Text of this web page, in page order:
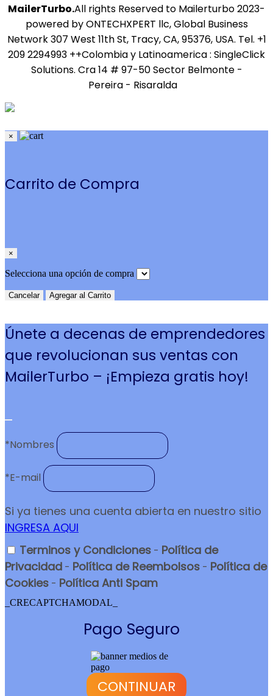
MailerTurbo.All rights Reserved to Mailerturbo 2023-
powered by ONTECHXPERT llc, Global Business
Network 307 West 11th St, Tracy, CA, 95376, USA. Tel. +1
209 2294993 ++Colombia y Latinoamerica : SingleClick
Solutions. Cra 14 # 97-50 Sector Belmonte -
Pereira - Risaralda
×
Carrito de Compra
×
Selecciona una opción de compra
Cancelar Agregar al Carrito
Únete a decenas de emprendedores
que revolucionan sus ventas con
MailerTurbo – ¡Empieza gratis hoy!
*Nombres
*E-mail
Si ya tienes una cuenta abierta en nuestro sitio
INGRESA AQUI
Terminos y Condiciones - Política de
Privacidad - Política de Reembolsos - Política de
Cookies - Política Anti Spam
_CRECAPTCHAMODAL_
Pago Seguro
CONTINUAR